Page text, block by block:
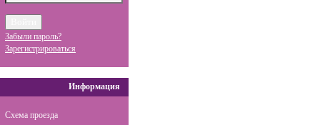
Забыли пароль?
Зарегистрироваться
Информация
Схема проезда